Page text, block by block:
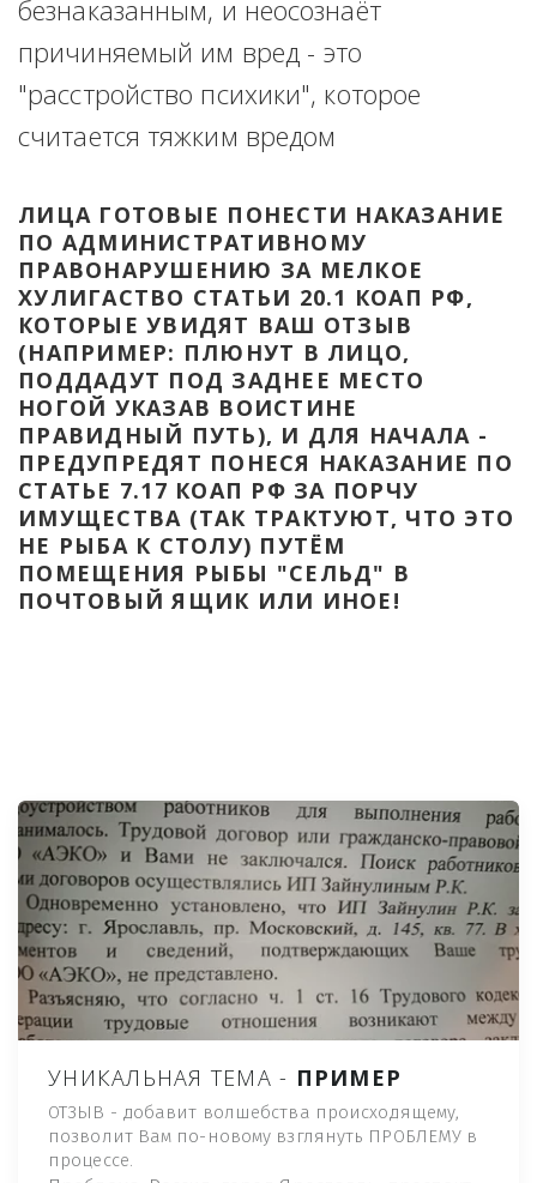
безнаказанным, и неосознаёт
причиняемый им вред - это
"расстройство психики", которое
считается тяжким вредом
ЛИЦА ГОТОВЫЕ ПОНЕСТИ НАКАЗАНИЕ
ПО АДМИНИСТРАТИВНОМУ
ПРАВОНАРУШЕНИЮ ЗА МЕЛКОЕ
ХУЛИГАСТВО СТАТЬИ 20.1 КОАП РФ,
КОТОРЫЕ УВИДЯТ ВАШ ОТЗЫВ
(НАПРИМЕР: ПЛЮНУТ В ЛИЦО,
ПОДДАДУТ ПОД ЗАДНЕЕ МЕСТО
НОГОЙ УКАЗАВ ВОИСТИНЕ
ПРАВИДНЫЙ ПУТЬ), И ДЛЯ НАЧАЛА -
ПРЕДУПРЕДЯТ ПОНЕСЯ НАКАЗАНИЕ ПО
СТАТЬЕ 7.17 КОАП РФ ЗА ПОРЧУ
ИМУЩЕСТВА (ТАК ТРАКТУЮТ, ЧТО ЭТО
НЕ РЫБА К СТОЛУ) ПУТЁМ
ПОМЕЩЕНИЯ РЫБЫ "СЕЛЬД" В
ПОЧТОВЫЙ ЯЩИК ИЛИ ИНОЕ!
УНИКАЛЬНАЯ ТЕМА - ПРИМЕР
ОТЗЫВ - добавит волшебства происходящему,
позволит Вам по-новому взглянуть ПРОБЛЕМУ в
процессе.